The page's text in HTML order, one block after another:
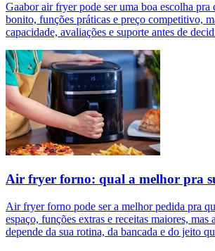
Gaabor air fryer pode ser uma boa escolha pra
bonito, funções práticas e preço competitivo,
capacidade, avaliações e suporte antes de
Air fryer forno: qual a melhor pra
Air fryer forno pode ser a melhor pedida pra
espaço, funções extras e receitas maiores, mas
depende da sua rotina, da bancada e do jeito